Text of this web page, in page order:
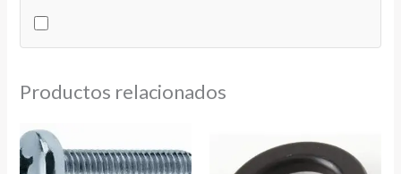
cantidad
Productos relacionados